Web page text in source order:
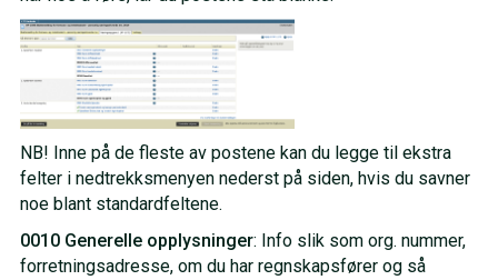
NB! Inne på de fleste av postene kan du legge til ekstra
felter i nedtrekksmenyen nederst på siden, hvis du savner
noe blant standardfeltene.
0010 Generelle opplysninger: Info slik som org. nummer,
forretningsadresse, om du har regnskapsfører og så